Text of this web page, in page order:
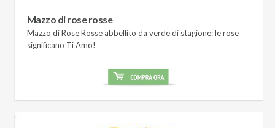
Mazzo di rose rosse
Mazzo di Rose Rosse abbellito da verde di stagione: le rose
significano Ti Amo!